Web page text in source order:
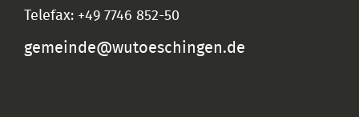
Telefax: +49 7746 852-50
gemeinde@wutoeschingen.de